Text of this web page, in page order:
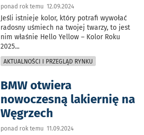
ponad rok temu 12.09.2024
Jeśli istnieje kolor, który potrafi wywołać
radosny uśmiech na twojej twarzy, to jest
nim właśnie Hello Yellow – Kolor Roku
2025...
AKTUALNOŚCI I PRZEGLĄD RYNKU
BMW otwiera
nowoczesną lakiernię na
Węgrzech
ponad rok temu 11.09.2024